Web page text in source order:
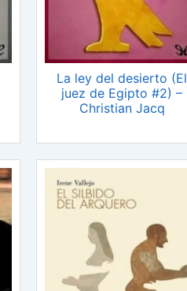
La ley del desierto (El
juez de Egipto #2) –
Christian Jacq